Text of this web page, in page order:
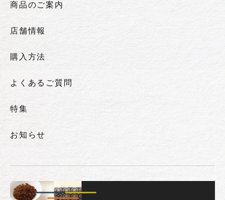
商品のご案内
店舗情報
購入方法
よくあるご質問
特集
お知らせ